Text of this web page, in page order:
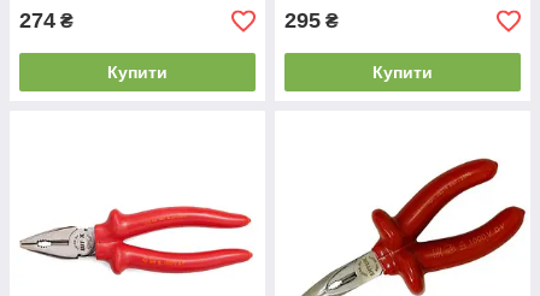
274 ₴
Купити
295 ₴
Купити